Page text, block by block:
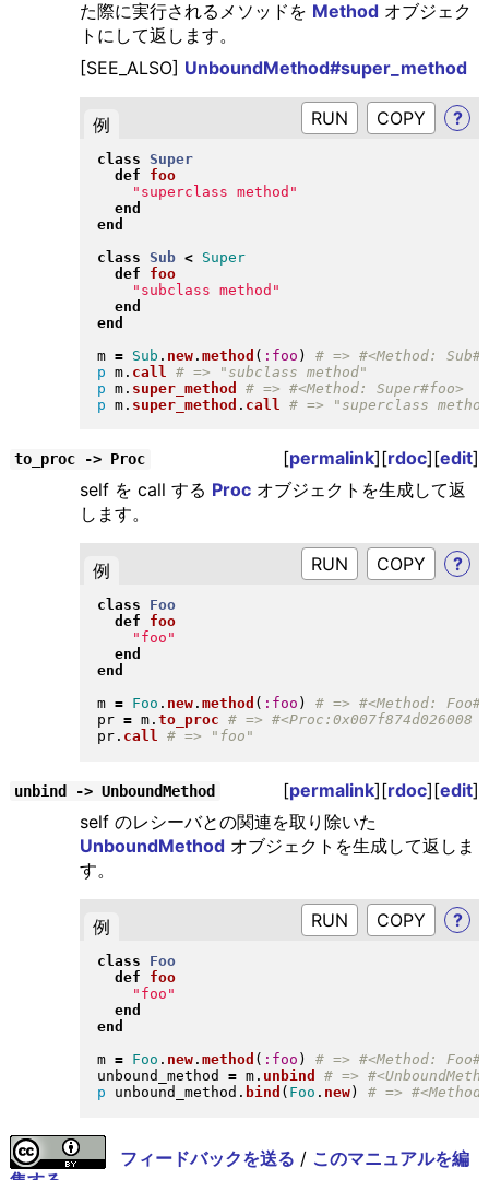
た際に実行されるメソッドを Methodオブジェク
トにして返します。
[SEE_ALSO] UnboundMethod#super_method
例 RUN ?
class Super
def
foo
" superclass method "
end
end
class Sub <
Super
def
foo
" subclass method "
end
end
m = Sub . new. method ( :foo )
p m. call
p m. super_method
p m. super_method . call
to_proc -> Proc [permalink][rdoc][edit]
self を call する Procオブジェクトを生成して返
します。
例 RUN ?
class
Foo
def
foo
" foo "
end
end
m = Foo . new. method ( :foo )
pr = m. to_proc
pr. call
unbind -> UnboundMethod [permalink][rdoc][edit]
self のレシーバとの関連を取り除いた
UnboundMethodオブジェクトを生成して返しま
す。
例 RUN ?
class
Foo
def
foo
" foo "
end
end
m = Foo . new. method ( :foo )
unbound_method = m. unbind
p unbound_method . bind ( Foo . new)
フィードバックを送る / このマニュアルを編